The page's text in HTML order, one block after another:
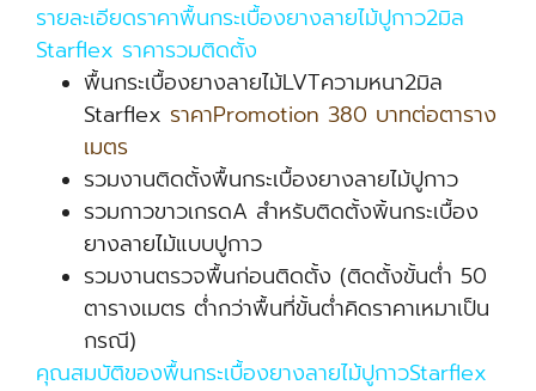
รายละเอียดราคาพื้นกระเบื้องยางลายไม้ปูกาว2มิล
Starflex ราคารวมติดตั้ง
พื้นกระเบื้องยางลายไม้LVTความหนา2มิล
Starflex ราคาPromotion 380 บาทต่อตาราง
เมตร
รวมงานติดตั้งพื้นกระเบื้องยางลายไม้ปูกาว
รวมกาวขาวเกรดA สำหรับติดตั้งพิ้นกระเบื้อง
ยางลายไม้แบบปูกาว
รวมงานตรวจพื้นก่อนติดตั้ง (ติดตั้งขั้นต่ำ 50
ตารางเมตร ต่ำกว่าพื้นที่ขั้นต่ำคิดราคาเหมาเป็น
กรณี)
คุณสมบัติของพื้นกระเบื้องยางลายไม้ปูกาวStarflex